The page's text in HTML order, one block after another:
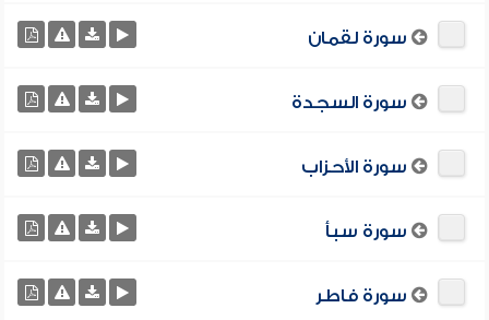
سورة لقمان
سورة السجدة
سورة الأحزاب
سورة سبأ
سورة فاطر